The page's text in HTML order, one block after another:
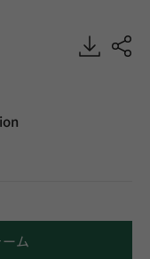
Sheet,
ム